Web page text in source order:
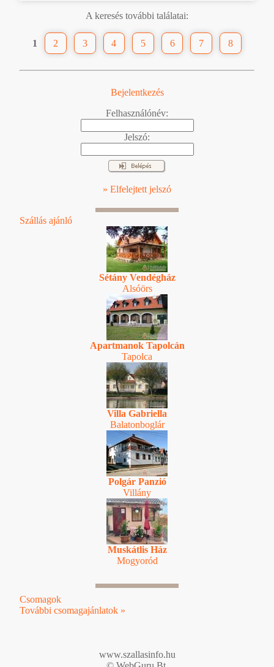
A keresés további találatai:
1 2 3 4 5 6 7 8
Bejelentkezés
Felhasználónév:
Jelszó:
» Elfelejtett jelszó
Szállás ajánló
Sétány Vendégház
Alsóörs
Apartmanok Tapolcán
Tapolca
Villa Gabriella
Balatonboglár
Polgár Panzió
Villány
Muskátlis Ház
Mogyoród
Csomagok
További csomagajánlatok »
www.szallasinfo.hu